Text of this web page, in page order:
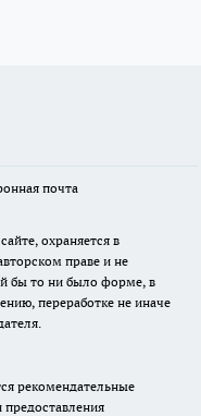
почта
охраняется в
праве и не
бы то ни было форме, в
переработке не иначе
рекомендательные